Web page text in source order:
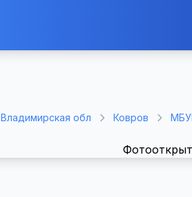
Владимирская обл Ковров